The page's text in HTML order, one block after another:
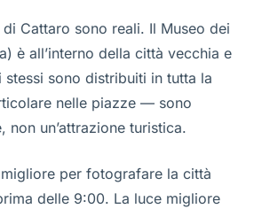
Cattaro sono reali. Il Museo dei
è all’interno della città vecchia e
sono distribuiti in tutta la
nelle piazze — sono
non un’attrazione turistica.
per fotografare la città
delle 9:00. La luce migliore